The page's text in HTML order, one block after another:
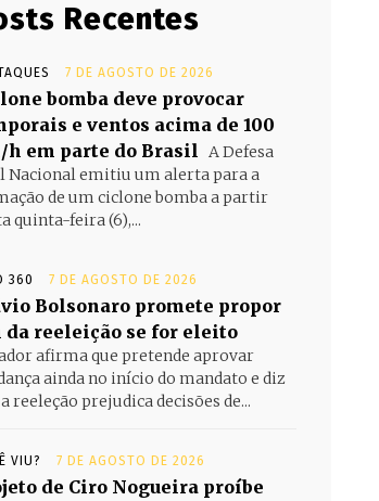
Recentes
7 DE AGOSTO DE 2026
bomba deve provocar
e ventos acima de 100
h em parte do Brasil A Defesa
Nacional emitiu um alerta para a
de um ciclone bomba a partir
quinta-feira (6),...
360 7 DE AGOSTO DE 2026
Bolsonaro promete propor
da reeleição se for eleito
afirma que pretende aprovar
ainda no início do mandato e diz
reeleção prejudica decisões de...
VIU? 7 DE AGOSTO DE 2026
de Ciro Nogueira proíbe